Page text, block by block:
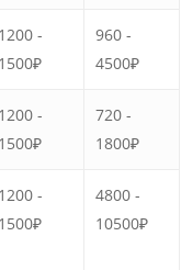
1200 -
1500₽
960 -
4500₽
1200 -
1500₽
720 -
1800₽
1200 -
1500₽
4800 -
10500₽